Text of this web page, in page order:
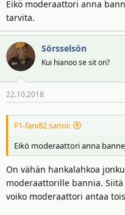
Eikö moderaattori anna
tarvita.
Sörsselsön
Kui hianoo se sit on?
22.10.2018
F1-fani82 sanoi:
Eikö moderaattori anna
On vähän hankalahkoa
moderaattorille bannia.
voiko moderaattori antaa